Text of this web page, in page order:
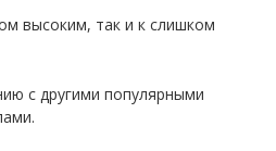
высоким, так и к слишком
с другими популярными